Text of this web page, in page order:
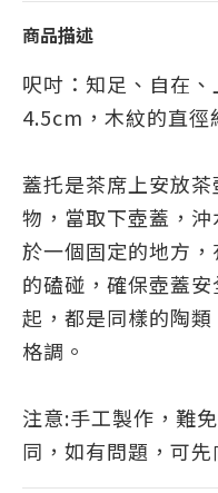
商品描述
呎吋：知足 、 自在 、
4.5cm， 木紋的直徑
蓋托是茶席上安放
物，當取下壺蓋，
於一個固定的地方
的磕碰，確保壺蓋
起，都是同樣的陶
格調。
注意:手工製作，難
同，如有問題，可